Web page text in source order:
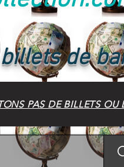
de
PAS DE BILLETS